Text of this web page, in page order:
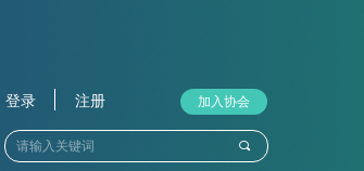
加入协会
끠
登录 注册